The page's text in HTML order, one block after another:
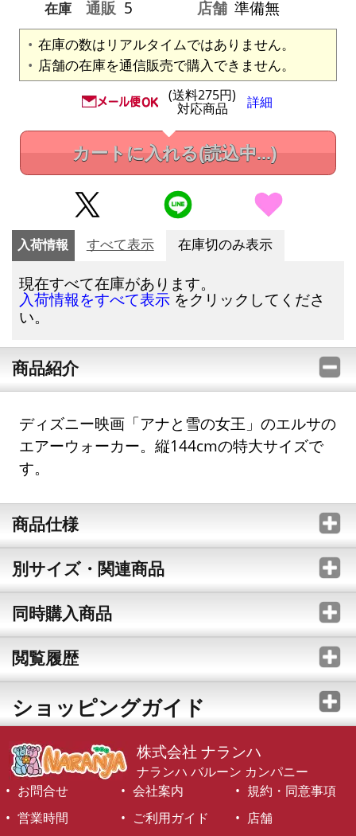
在庫
通販 5 店舗 準備無
在庫の数はリアルタイムではありません。
店舗の在庫を通信販売で購入できません。
(送料275円)
対応商品 詳細
カートに入れる(読込中...)
入荷情報 すべて表示 在庫切のみ表示
現在すべて在庫があります。
入荷情報をすべて表示 をクリックしてくださ
い。
商品紹介
ディズニー映画「アナと雪の女王」のエルサの
エアーウォーカー。縦144cmの特大サイズで
す。
商品仕様
別サイズ・関連商品
同時購入商品
閲覧履歴
ショッピングガイド
株式会社 ナランハ
ナランハ バルーン カンパニー
お問合せ
会社案内
規約・同意事項
営業時間
ご利用ガイド
店舗